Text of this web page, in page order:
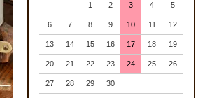
1 2 3 4 5
6 7 8 9 10 11 12
13 14 15 16 17 18 19
20 21 22 23 24 25 26
27 28 29 30